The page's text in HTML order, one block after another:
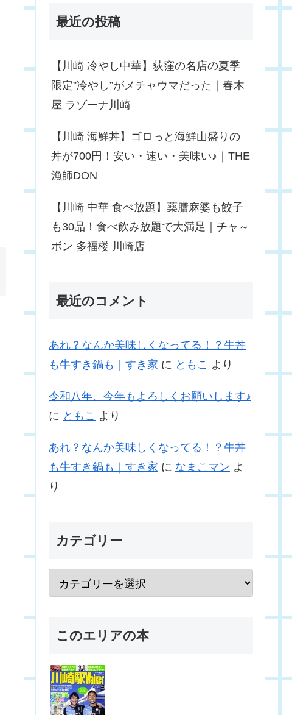
最近の投稿
【川崎 冷やし中華】荻窪の名店の夏季
限定”冷やし”がメチャウマだった｜春木
屋 ラゾーナ川崎
【川崎 海鮮丼】ゴロっと海鮮山盛りの
丼が700円！安い・速い・美味い♪｜THE
漁師DON
【川崎 中華 食べ放題】薬膳麻婆も餃子
も30品！食べ飲み放題で大満足｜チャ～
ボン 多福楼 川崎店
最近のコメント
あれ？なんか美味しくなってる！？牛丼
も牛すき鍋も｜すき家 に ともこ より
令和八年、今年もよろしくお願いします♪
に ともこ より
あれ？なんか美味しくなってる！？牛丼
も牛すき鍋も｜すき家 に なまこマン よ
り
カテゴリー
このエリアの本